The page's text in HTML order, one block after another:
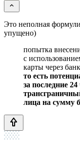
Это неполная
упущено)
попытка
с
карты через
то есть
за последние
лица на сумму